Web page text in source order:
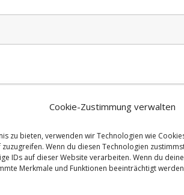
Cookie-Zustimmung verwalten
zu bieten, verwenden wir Technologien wie
Wenn du diesen Technologien
IDs auf dieser Website verarbeiten. Wenn du
Merkmale und Funktionen beeinträchtigt